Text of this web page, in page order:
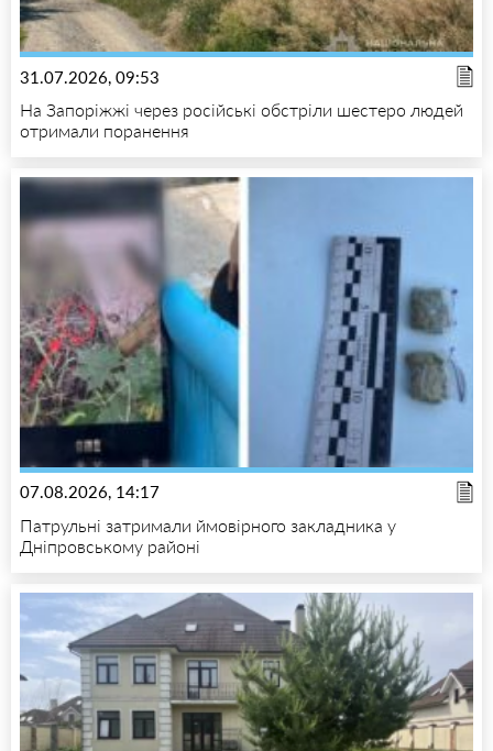
31.07.2026, 09:53
На Запоріжжі через російські обстріли шестеро людей
отримали поранення
07.08.2026, 14:17
Патрульні затримали ймовірного закладника у
Дніпровському районі